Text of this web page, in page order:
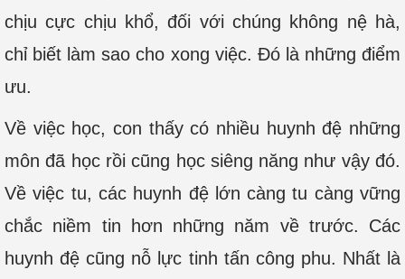
chịu cực chịu khổ, đối với chúng không nệ hà,
chỉ biết làm sao cho xong việc. Đó là những điểm
ưu.
Về việc học, con thấy có nhiều huynh đệ những
môn đã học rồi cũng học siêng năng như vậy đó.
Về việc tu, các huynh đệ lớn càng tu càng vững
chắc niềm tin hơn những năm về trước. Các
huynh đệ cũng nỗ lực tinh tấn công phu. Nhất là